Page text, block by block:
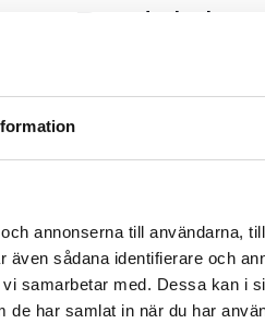
annonserna till användarna,
sådana identifierare och
samarbetar med. Dessa kan i
de har samlat in när du har
Dokument
till Bakers!
eller privatperson?
Fortsätt som företag